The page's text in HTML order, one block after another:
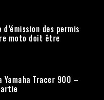
d’émission des permis
moto doit être
Yamaha Tracer 900 –